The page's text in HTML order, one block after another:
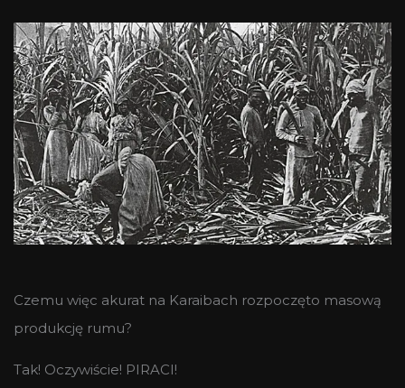
Czemu więc akurat na Karaibach rozpoczęto masową
produkcję rumu?
Tak! Oczywiście! PIRACI!